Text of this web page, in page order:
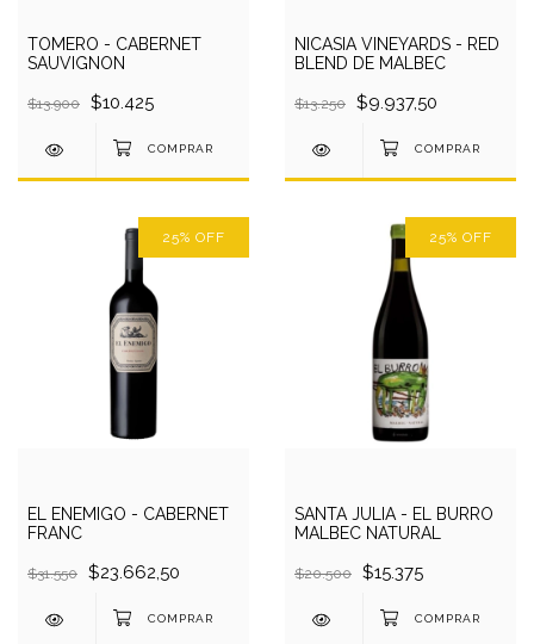
TOMERO - CABERNET
SAUVIGNON
$13.900 $10.425
NICASIA VINEYARDS - RED
BLEND DE MALBEC
$13.250 $9.937,50
25% OFF
EL ENEMIGO - CABERNET
FRANC
$31.550 $23.662,50
25% OFF
SANTA JULIA - EL BURRO
MALBEC NATURAL
$20.500 $15.375